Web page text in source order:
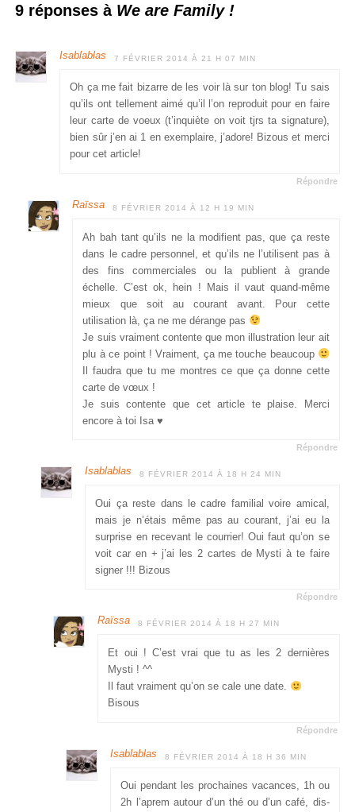
9 réponses à We are Family !
Isablablas 7 FÉVRIER 2014 À 21 H 07 MIN
Oh ça me fait bizarre de les voir là sur ton blog! Tu sais
qu’ils ont tellement aimé qu’il l’on reproduit pour en faire
leur carte de voeux (t’inquiète on voit tjrs ta signature),
bien sûr j’en ai 1 en exemplaire, j’adore! Bizous et merci
pour cet article!
Répondre
Raïssa 8 FÉVRIER 2014 À 12 H 19 MIN
Ah bah tant qu’ils ne la modifient pas, que ça reste
dans le cadre personnel, et qu’ils ne l’utilisent pas à
des fins commerciales ou la publient à grande
échelle. C’est ok, hein ! Mais il vaut quand-même
mieux que soit au courant avant. Pour cette
utilisation là, ça ne me dérange pas
Je suis vraiment contente que mon illustration leur ait
plu à ce point ! Vraiment, ça me touche beaucoup
Il faudra que tu me montres ce que ça donne cette
carte de vœux !
Je suis contente que cet article te plaise. Merci
encore à toi Isa ♥
Répondre
Isablablas 8 FÉVRIER 2014 À 18 H 24 MIN
Oui ça reste dans le cadre familial voire amical,
mais je n’étais même pas au courant, j’ai eu la
surprise en recevant le courrier! Oui faut qu’on se
voit car en + j’ai les 2 cartes de Mysti à te faire
signer !!! Bizous
Répondre
Raïssa 8 FÉVRIER 2014 À 18 H 27 MIN
Et oui ! C’est vrai que tu as les 2 dernières
Mysti ! ^^
Il faut vraiment qu’on se cale une date.
Bisous
Répondre
Isablablas 8 FÉVRIER 2014 À 18 H 36 MIN
Oui pendant les prochaines vacances, 1h ou
2h l’aprem autour d’un thé ou d’un café, dis-